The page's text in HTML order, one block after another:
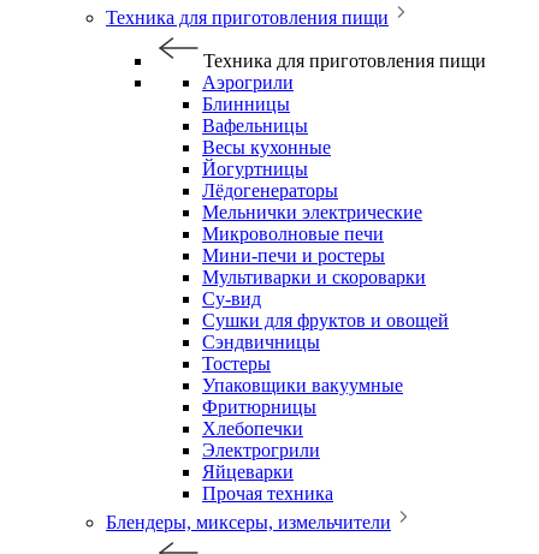
Техника для приготовления пищи
Техника для приготовления пищи
Аэрогрили
Блинницы
Вафельницы
Весы кухонные
Йогуртницы
Лёдогенераторы
Мельнички электрические
Микроволновые печи
Мини-печи и ростеры
Мультиварки и скороварки
Су-вид
Сушки для фруктов и овощей
Сэндвичницы
Тостеры
Упаковщики вакуумные
Фритюрницы
Хлебопечки
Электрогрили
Яйцеварки
Прочая техника
Блендеры, миксеры, измельчители